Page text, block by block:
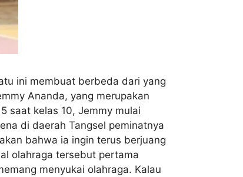
ini membuat berbeda dari yang
Ananda, yang merupakan
saat kelas 10, Jemmy mulai
di daerah Tangsel peminatnya
bahwa ia ingin terus berjuang
olahraga tersebut pertama
menyukai olahraga. Kalau